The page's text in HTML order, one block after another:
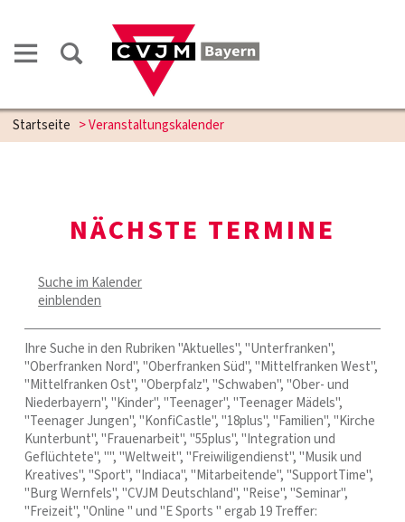
Startseite > Veranstaltungskalender
NÄCHSTE TERMINE
Suche im Kalender
einblenden
Ihre Suche in den Rubriken "Aktuelles", "Unterfranken",
"Oberfranken Nord", "Oberfranken Süd", "Mittelfranken West",
"Mittelfranken Ost", "Oberpfalz", "Schwaben", "Ober- und
Niederbayern", "Kinder", "Teenager", "Teenager Mädels",
"Teenager Jungen", "KonfiCastle", "18plus", "Familien", "Kirche
Kunterbunt", "Frauenarbeit", "55plus", "Integration und
Geflüchtete", "", "Weltweit", "Freiwiligendienst", "Musik und
Kreatives", "Sport", "Indiaca", "Mitarbeitende", "SupportTime",
"Burg Wernfels", "CVJM Deutschland", "Reise", "Seminar",
"Freizeit", "Online " und "E Sports " ergab 19 Treffer: